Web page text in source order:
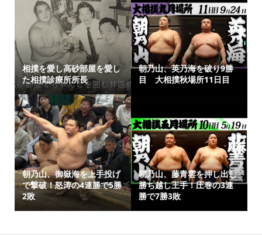
相撲を愛し高砂部屋を愛し
た相撲診療所所長
朝乃山、英乃海を破り9勝
目 大相撲秋場所11日目
朝乃山、御嶽海を上手投げ
で撃破！怒涛の4連勝で5勝
2敗
朝乃山、藤青雲を押し出し
勝ち越し王手！圧巻の3連
勝で7勝3敗